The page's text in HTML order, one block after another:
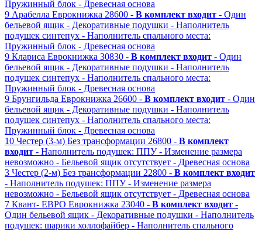
Пружинный блок - Древесная основа
9 Арабелла Еврокнижка 28600 - В комплект входит - Один
бельевой ящик - Декоративные подушки - Наполнитель
подушек синтепух - Наполнитель спального места:
Пружинный блок - Древесная основа
9 Клариса Еврокнижка 30830 - В комплект входит - Один
бельевой ящик - Декоративные подушки - Наполнитель
подушек синтепух - Наполнитель спального места:
Пружинный блок - Древесная основа
9 Брунгильда Еврокнижка 26600 - В комплект входит - Один
бельевой ящик - Декоративные подушки - Наполнитель
подушек синтепух - Наполнитель спального места:
Пружинный блок - Древесная основа
10 Честер (3-м) Без трансформации 26800 - В комплект
входит - Наполнитель подушек: ППУ - Изменение размера
невозможно - Бельевой ящик отсутствует - Древесная основа
3 Честер (2-м) Без трансформации 22800 - В комплект входит
- Наполнитель подушек: ППУ - Изменение размера
невозможно - Бельевой ящик отсутствует - Древесная основа
7 Квант- ЕВРО Еврокнижка 23040 - В комплект входит -
Один бельевой ящик - Декоративные подушки - Наполнитель
подушек: шарики холлофайбер - Наполнитель спального